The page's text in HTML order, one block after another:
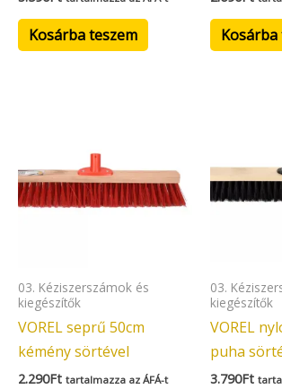
Kosárba teszem Kosárba
03. Kéziszerszámok és
kiegészítők
VOREL seprű 50cm
kémény sörtével
2.290Ft tartalmazza az ÁFÁ-t
03.
kiegészítők
VOREL
puha
3.790Ft